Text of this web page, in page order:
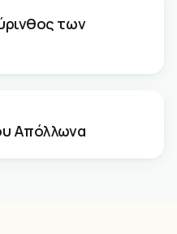
των
Απόλλωνα